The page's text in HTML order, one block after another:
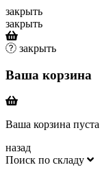
закрыть
закрыть
закрыть
Ваша корзина
Ваша корзина пуста
назад
Поиск по складу